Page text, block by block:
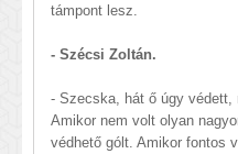
támpont lesz.
- Szécsi Zoltán.
- Szecska, hát ő úgy védett,
Amikor nem volt olyan
védhető gólt. Amikor fontos